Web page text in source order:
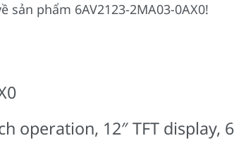
phẩm 6AV2123-2MA03-0AX0!
operation, 12″ TFT display,